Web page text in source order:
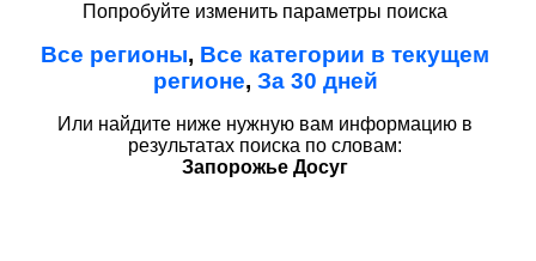
Попробуйте изменить параметры поиска
Все регионы, Все категории в текущем
регионе, За 30 дней
Или найдите ниже нужную вам информацию в
результатах поиска по словам:
Запорожье Досуг